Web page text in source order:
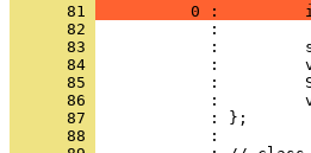
      81
0 :
      82
      83
      84
      85
      86
      87
      88